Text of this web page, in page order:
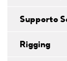
Supporto
Rigging